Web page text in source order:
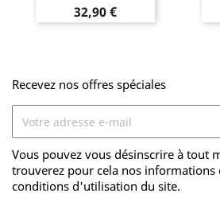
Prix
32,90 €
Recevez nos offres spéciales
Vous pouvez vous désinscrire à tout
trouverez pour cela nos informations
conditions d'utilisation du site.